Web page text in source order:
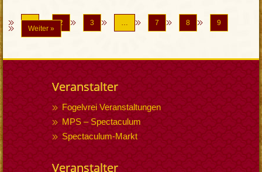
1 2 3 … 7 8 9
Weiter »
Veranstalter
Fogelvrei Veranstaltungen
MPS – Spectaculum
Spectaculum-Markt
Veranstalter